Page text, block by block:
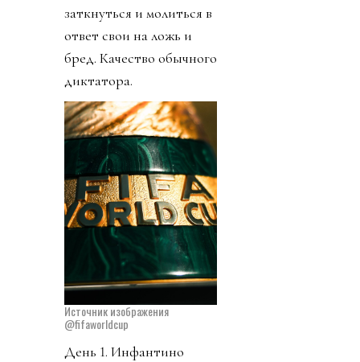
заткнуться и молиться в
ответ свои на ложь и
бред. Качество обычного
диктатора.
Источник изображения
@fifaworldcup
День 1. Инфантино